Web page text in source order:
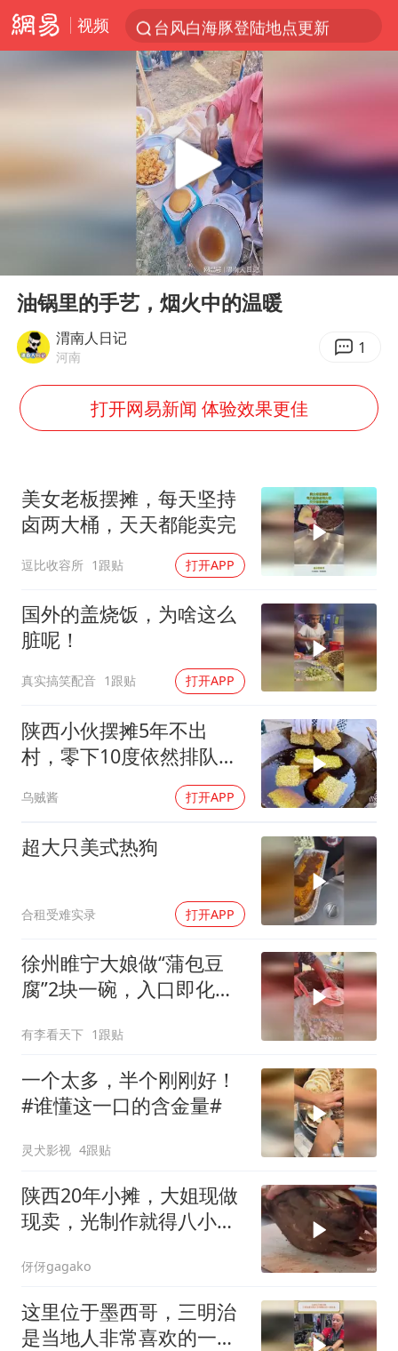
视频
台风白海豚登陆地点更新
看守所辅警收受10万获刑1年
台风白海豚影响中国已成定局
台风白海豚进入48小时警戒线
陈熠被张本美和连扳三局逆转
中方回应是否在太平洋海底开采稀土
24小时不关空调 电费会更低吗
宇树科技王兴兴身家有望超200亿元
村民谈“梅姨”：叫的其实是“媒姨”
五粮液渠道价一箱上涨近百元
法国下周开始禁止未经同意的电话营销
奋进开新局 实干挑大梁
Play
油锅里的手艺，烟火中的温暖
渭南人日记
河南 1
打开网易新闻 体验效果更佳
美女老板摆摊，每天坚持
卤两大桶，天天都能卖完
逗比收容所 1跟贴 打开APP
国外的盖烧饭，为啥这么
脏呢！
真实搞笑配音 1跟贴 打开APP
陕西小伙摆摊5年不出
村，零下10度依然排队，
乌贼酱 打开APP
超大只美式热狗
合租受难实录 打开APP
徐州睢宁大娘做“蒲包豆
腐”2块一碗，入口即化，
有李看天下 1跟贴
一个太多，半个刚刚好！
#谁懂这一口的含金量#
灵犬影视 4跟贴
陕西20年小摊，大姐现做
现卖，光制作就得八小
伢伢gagako
这里位于墨西哥，三明治
是当地人非常喜欢的一种